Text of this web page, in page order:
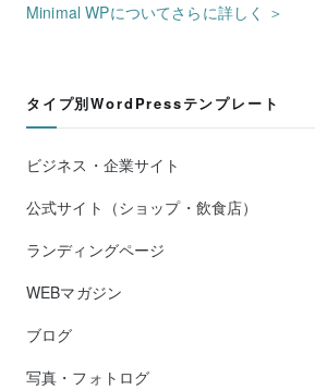
Minimal WPについてさらに詳しく ＞
タイプ別WordPressテンプレート
ビジネス・企業サイト
公式サイト（ショップ・飲食店）
ランディングページ
WEBマガジン
ブログ
写真・フォトログ